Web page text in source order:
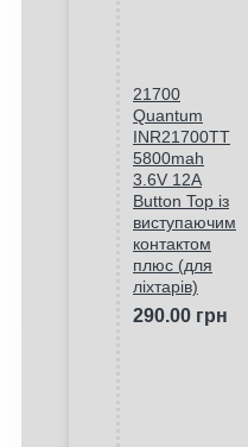
21700
Quantum
INR21700TT
5800mah
3.6V 12A
Button Top із
виступаючим
контактом
плюс (для
ліхтарів)
290.00 грн